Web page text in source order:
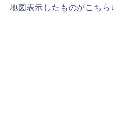
地図表示したものがこちら↓